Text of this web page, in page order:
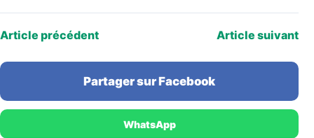
Article précédent Article suivant
Partager sur Facebook
WhatsApp